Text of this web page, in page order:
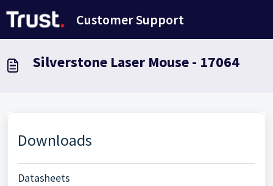
Customer Support
Silverstone Laser Mouse - 17064
Downloads
Datasheets